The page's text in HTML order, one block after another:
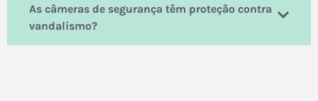
As câmeras de segurança têm proteção contra
vandalismo?